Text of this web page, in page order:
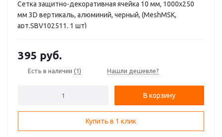
Сетка защитно-декоративная ячейка 10 мм, 1000х250
мм 3D вертикаль, алюминий, черный, (MeshMSK,
арт.SBV102511, 1 шт)
395 руб.
Есть в наличии (1) Нашли дешевле?
В корзину
Купить в 1 клик